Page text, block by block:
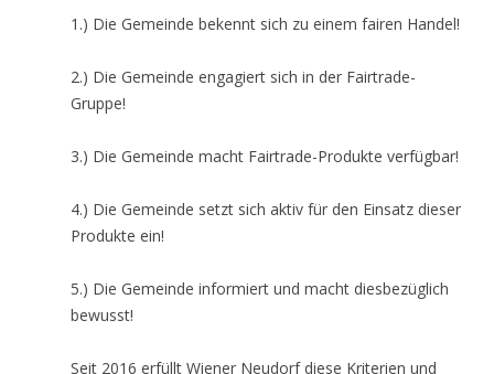
1.) Die Gemeinde bekennt sich zu einem fairen Handel!
2.) Die Gemeinde engagiert sich in der Fairtrade-
Gruppe!
3.) Die Gemeinde macht Fairtrade-Produkte verfügbar!
4.) Die Gemeinde setzt sich aktiv für den Einsatz dieser
Produkte ein!
5.) Die Gemeinde informiert und macht diesbezüglich
bewusst!
Seit 2016 erfüllt Wiener Neudorf diese Kriterien und